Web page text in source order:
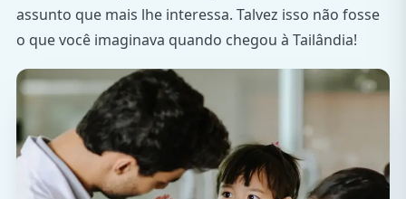
assunto que mais lhe interessa. Talvez isso não fosse
o que você imaginava quando chegou à Tailândia!